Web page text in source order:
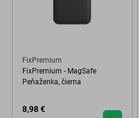
FixPremium
FixPremium - MagSafe
Peňaženka, čierna
8,98 €